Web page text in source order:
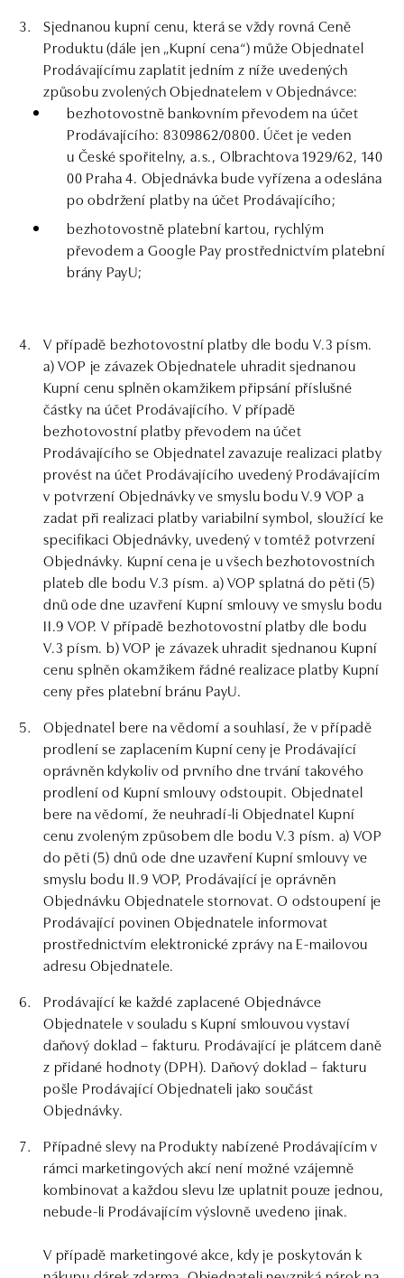
Sjednanou kupní cenu, která se vždy rovná Ceně
Produktu (dále jen „Kupní cena“) může Objednatel
Prodávajícímu zaplatit jedním z níže uvedených
způsobu zvolených Objednatelem v Objednávce:
bezhotovostně bankovním převodem na účet
Prodávajícího: 8309862/0800. Účet je veden
u České spořitelny, a.s., Olbrachtova 1929/62, 140
00 Praha 4. Objednávka bude vyřízena a odeslána
po obdržení platby na účet Prodávajícího;
bezhotovostně platební kartou, rychlým
převodem a Google Pay prostřednictvím platební
brány PayU;
V případě bezhotovostní platby dle bodu V.3 písm.
a) VOP je závazek Objednatele uhradit sjednanou
Kupní cenu splněn okamžikem připsání příslušné
částky na účet Prodávajícího. V případě
bezhotovostní platby převodem na účet
Prodávajícího se Objednatel zavazuje realizaci platby
provést na účet Prodávajícího uvedený Prodávajícím
v potvrzení Objednávky ve smyslu bodu V.9 VOP a
zadat při realizaci platby variabilní symbol, sloužící ke
specifikaci Objednávky, uvedený v tomtéž potvrzení
Objednávky. Kupní cena je u všech bezhotovostních
plateb dle bodu V.3 písm. a) VOP splatná do pěti (5)
dnů ode dne uzavření Kupní smlouvy ve smyslu bodu
II.9 VOP. V případě bezhotovostní platby dle bodu
V.3 písm. b) VOP je závazek uhradit sjednanou Kupní
cenu splněn okamžikem řádné realizace platby Kupní
ceny přes platební bránu PayU.
Objednatel bere na vědomí a souhlasí, že v případě
prodlení se zaplacením Kupní ceny je Prodávající
oprávněn kdykoliv od prvního dne trvání takového
prodlení od Kupní smlouvy odstoupit. Objednatel
bere na vědomí, že neuhradí-li Objednatel Kupní
cenu zvoleným způsobem dle bodu V.3 písm. a) VOP
do pěti (5) dnů ode dne uzavření Kupní smlouvy ve
smyslu bodu II.9 VOP, Prodávající je oprávněn
Objednávku Objednatele stornovat. O odstoupení je
Prodávající povinen Objednatele informovat
prostřednictvím elektronické zprávy na E-mailovou
adresu Objednatele.
Prodávající ke každé zaplacené Objednávce
Objednatele v souladu s Kupní smlouvou vystaví
daňový doklad – fakturu. Prodávající je plátcem daně
z přidané hodnoty (DPH). Daňový doklad – fakturu
pošle Prodávající Objednateli jako součást
Objednávky.
Případné slevy na Produkty nabízené Prodávajícím v
rámci marketingových akcí není možné vzájemně
kombinovat a každou slevu lze uplatnit pouze jednou,
nebude-li Prodávajícím výslovně uvedeno jinak.
V případě marketingové akce, kdy je poskytován k